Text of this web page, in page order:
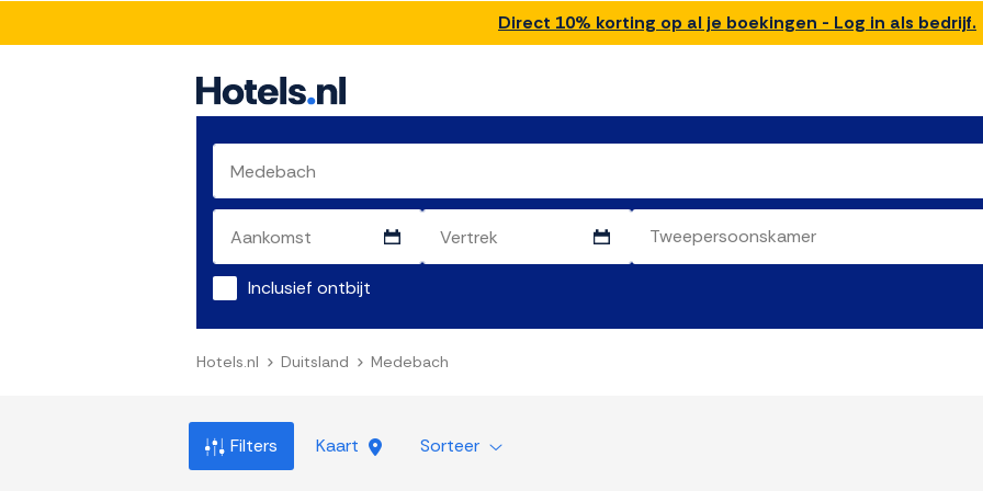
Direct 10% korting op al je boekingen - Log in als bedrijf.
Inclusief ontbijt
Hotels.nl Duitsland Medebach
Filters Kaart Sorteer